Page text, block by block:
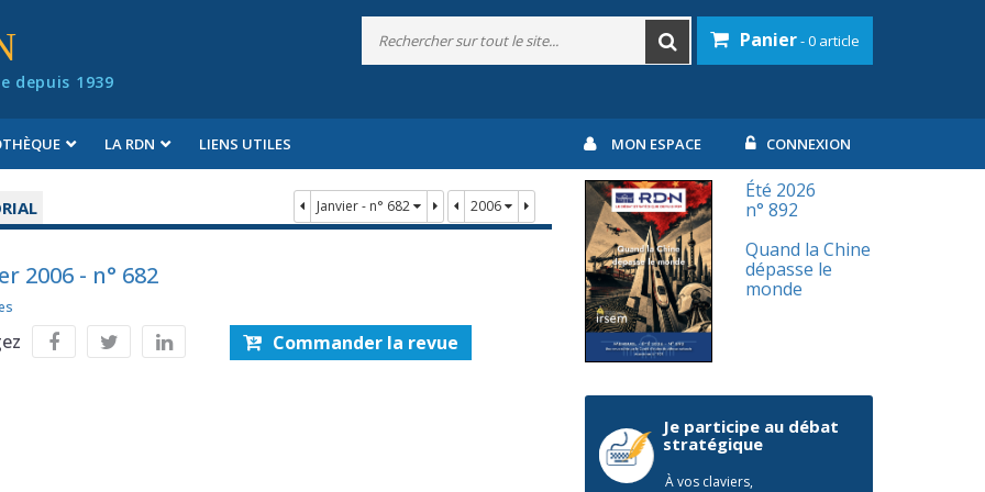
depuis 1939
Panier- 0 article
LA RDN LIENS UTILES MON ESPACE CONNEXION
Janvier - n° 682 2006
2006 - n° 682
Commander la revue
Été 2026
n° 892
Quand la Chine
dépasse le
monde
Je participe au débat
stratégique
À vos claviers,